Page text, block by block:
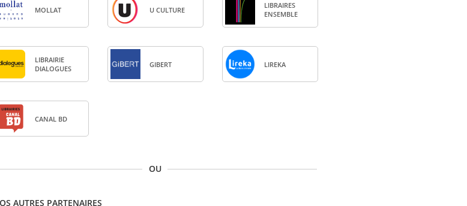
MOL­LAT U CULTURE
LIBRAIRES
ENSEMBLE
LIBRAI­RIE
DIA­LOGUES
GIBERT LIREKA
CANAL BD
OU
AUTRES PARTENAIRES